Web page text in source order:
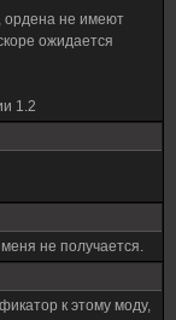
ордена не имеют
ожидается
1.2
не получается.
к этому моду,